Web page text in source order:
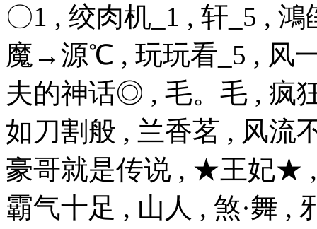
〇1 , 绞肉机_1 , 轩_5 ,
魔→源℃ , 玩玩看_5 , 风
夫的神话◎ , 毛。毛 , 疯
如刀割般 , 兰香茗 , 风流
豪哥就是传说 , ★王妃★
霸气十足 , 山人 , 煞·舞 ,